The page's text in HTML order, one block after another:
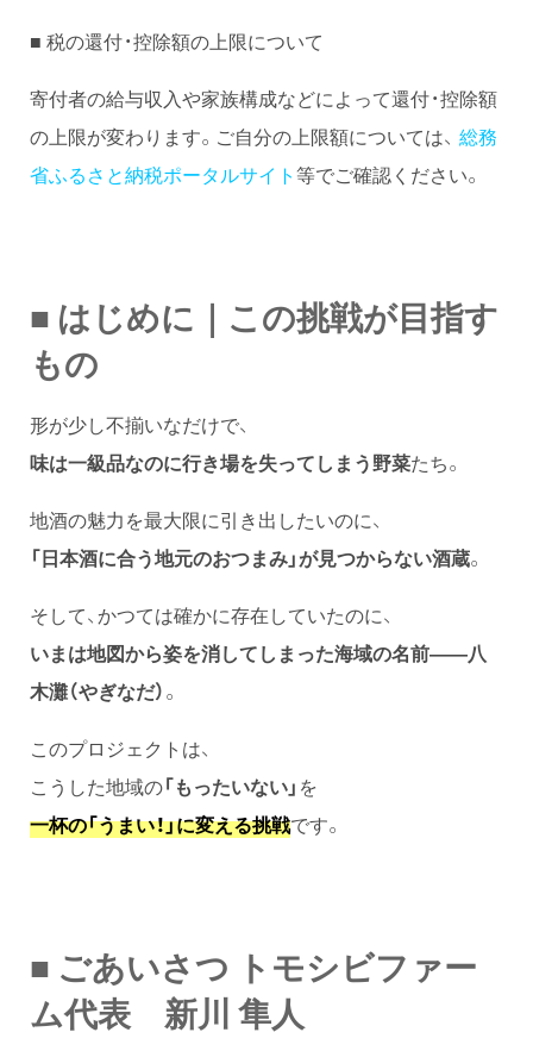
■ 税の還付・控除額の上限について
寄付者の給与収入や家族構成などによって還付・控除額
の上限が変わります。ご自分の上限額については、 総務
省ふるさと納税ポータルサイト 等でご確認ください。
■ はじめに｜この挑戦が目指す
もの
形が少し不揃いなだけで、
味は一級品なのに行き場を失ってしまう野菜たち。
地酒の魅力を最大限に引き出したいのに、
「日本酒に合う地元のおつまみ」が見つからない酒蔵。
そして、かつては確かに存在していたのに、
いまは地図から姿を消してしまった海域の名前——八
木灘（やぎなだ）。
このプロジェクトは、
こうした地域の「もったいない」 を
一杯の「うまい！」に変える挑戦です。
■ ごあいさつ トモシビファー
ム代表 新川 隼人